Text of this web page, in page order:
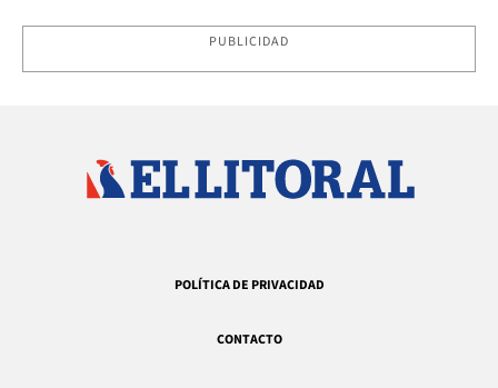
PUBLICIDAD
POLÍTICA DE PRIVACIDAD
CONTACTO